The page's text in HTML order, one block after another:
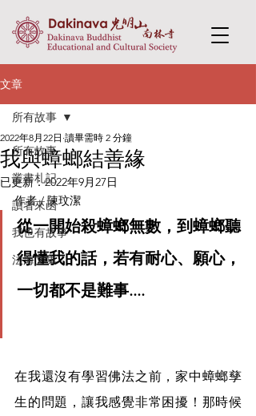
文章
所有故事
叢書札記
讀者來函
我也有故事
法海文集
所有故事
我與蟑螂結善緣
2022年8月22日 讀畢需時 2 分鐘
已更新：2022年9月27日
作者 / 陳玟潔
從一開始殺蟑螂無數，到蟑螂聽
得懂我的話，若有耐心、願心，
一切都不是難事....
在我還沒有學習佛法之前，家中蟑螂孳
生的問題，讓我感覺非常困擾！那時候